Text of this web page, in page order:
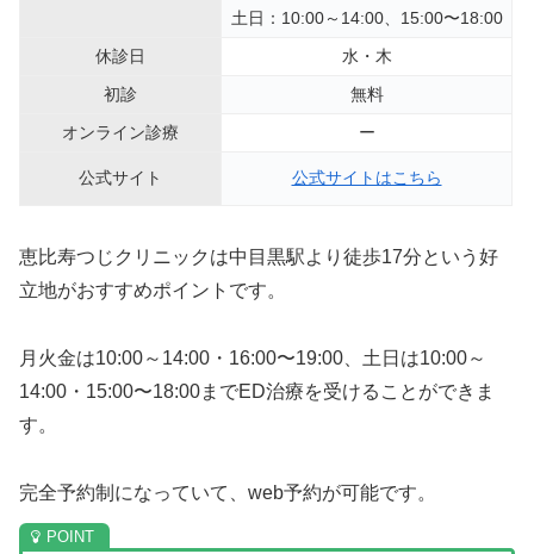
土日：10:00～14:00、15:00〜18:00
休診日
水・木
初診
無料
オンライン診療
ー
公式サイト 公式サイトはこちら
恵比寿つじクリニックは中目黒駅より徒歩17分という好
立地がおすすめポイントです。
月火金は10:00～14:00・16:00〜19:00、土日は10:00～
14:00・15:00〜18:00までED治療を受けることができま
す。
完全予約制になっていて、web予約が可能です。